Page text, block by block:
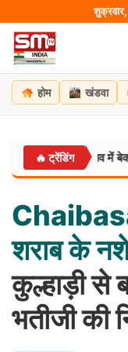
content
होम खंडवा
🔥 ट्रेंडिंग
के तनाव में बेकाबू हुआ था
शराबके
कुल्हाड़ी से
भतीजी की